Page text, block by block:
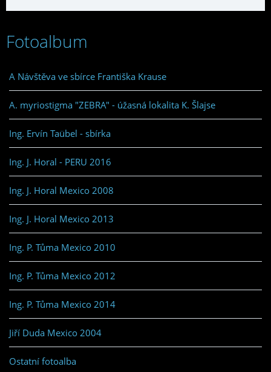
Fotoalbum
A Návštěva ve sbírce Františka Krause
A. myriostigma "ZEBRA" - úžasná lokalita K. Šlajse
Ing. Ervín Taübel - sbírka
Ing. J. Horal - PERU 2016
Ing. J. Horal Mexico 2008
Ing. J. Horal Mexico 2013
Ing. P. Tůma Mexico 2010
Ing. P. Tůma Mexico 2012
Ing. P. Tůma Mexico 2014
Jiří Duda Mexico 2004
Ostatní fotoalba